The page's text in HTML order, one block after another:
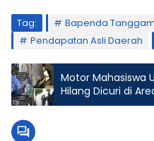
Tag: Bapenda
Pendapatan Asli Daerah
Motor Mahasiswa
Hilang Dicuri di